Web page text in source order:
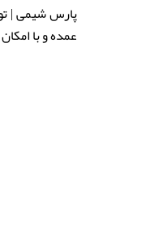
پارس شیمی |
عمده و با